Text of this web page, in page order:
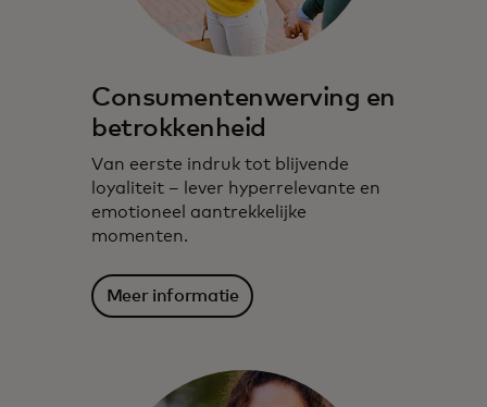
Consumentenwerving en
betrokkenheid
Van eerste indruk tot blijvende
loyaliteit – lever hyperrelevante en
emotioneel aantrekkelijke
momenten.
Meer informatie